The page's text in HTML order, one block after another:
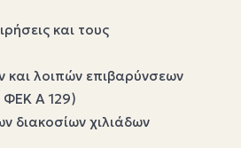
και τους
και λοιπών επιβαρύνσεων
ΦΕΚ A 129)
διακοσίων χιλιάδων